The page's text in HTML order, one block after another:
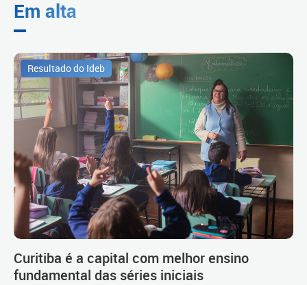
Em alta
Resultado do Ideb
Curitiba é a capital com melhor ensino
fundamental das séries iniciais